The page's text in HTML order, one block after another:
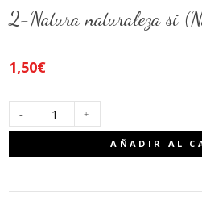
2-Natura naturaleza si
1,50€
AÑADIR AL